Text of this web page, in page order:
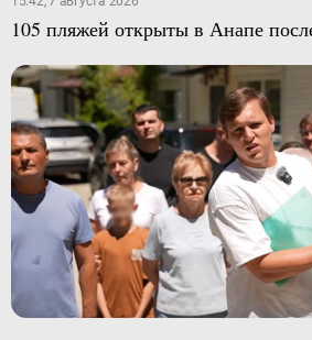
105 пляжей открыты в Анапе